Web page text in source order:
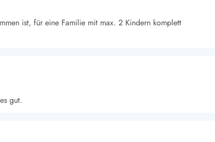
ist, für eine Familie mit max. 2 Kindern komplett
gut.